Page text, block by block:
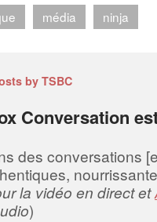
média ninja
by TSBC
Conversation
des conversations
la vidéo en direct et
)